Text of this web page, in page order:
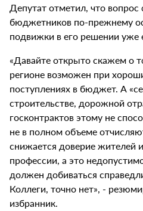
Депутат отметил, что вопрос
бюджетников по-прежнему
подвижки в его решении уже
«Давайте открыто скажем о
регионе возможен при
поступлениях в бюджет. А
строительстве, дорожной
госконтрактов этому не
не в полном объеме
снижается доверие жителей
профессии, а это
должен добиваться
Коллеги, точно нет», -
избранник.